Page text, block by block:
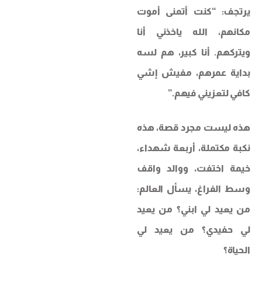
يرتجف: “كنت أتمنى أموت
مكانهم، الله ياخذني أنا
ويتركهم. أنا كبير، هم لسه
بداية عمرهم، مفيش إشي
كافي لتعزيني فيهم.”
هذه ليست مجرد قصة، هذه
نكبة مكتملة، أربعة شهداء،
خيمة اختفت، ووالد واقف
وسط الفراغ، يسأل العالم:
من يعيد لي ابني؟ من يعيد
لي حفيدي؟ من يعيد لي
الحياة؟